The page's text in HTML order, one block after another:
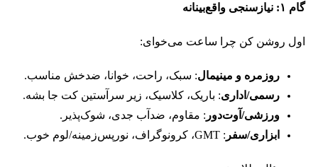
گام ۱: نیازسنجی واقع‌بینانه
اول روشن کن چرا ساعت می‌خوای:
روزمره و مینیمال: سبک، راحت، خوانا، ضدخش مناسب.
رسمی/اداری: باریک، کلاسیک، زیر سرآستین کت جا بشه.
ورزشی/آوت‌دور : مقاوم، ضدآب جدی، شوک‌پذیر.
ابزاری/سفر : GMT، کرونوگراف، نورپس‌زمینه/لوم خوب.